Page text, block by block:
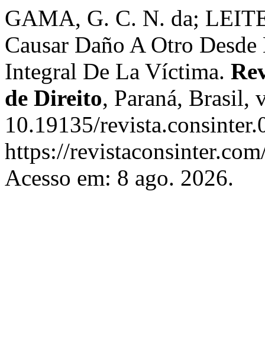
GAMA, G. C. N. da;
Causar Daño A Otro
Integral De La Víctima.
de Direito, Paraná, Brasil,
10.19135/
https://
Acesso em: 8 ago. 2026.